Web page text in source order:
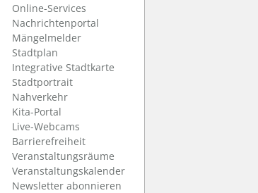
Online-Services
Nachrichtenportal
Mängelmelder
Stadtplan
Integrative Stadtkarte
Stadtportrait
Nahverkehr
Kita-Portal
Live-Webcams
Barrierefreiheit
Veranstaltungsräume
Veranstaltungskalender
Newsletter abonnieren